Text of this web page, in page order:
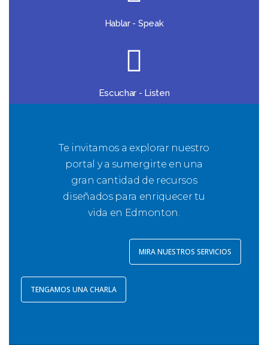
Hablar - Speak
Escuchar - Listen
Te invitamos a explorar nuestro
portal y a sumergirte en una
gran cantidad de recursos
diseñados para enriquecer tu
vida en Edmonton.
MIRA NUESTROS SERVICIOS
TENGAMOS UNA CHARLA